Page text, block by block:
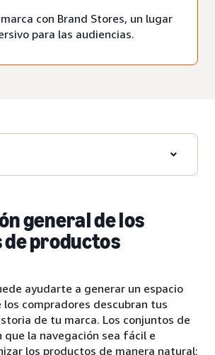
con Brand Stores, un lugar
para las audiencias.
general de los
productos
ayudarte a generar un espacio
los compradores descubran tus
de tu marca. Los conjuntos de
que la navegación sea fácil e
los productos de manera natural: